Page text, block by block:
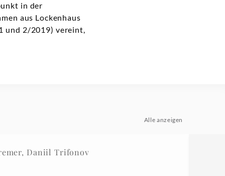
in der
aus Lockenhaus
und 2/2019) vereint,
Alle anzeigen
Daniil Trifonov